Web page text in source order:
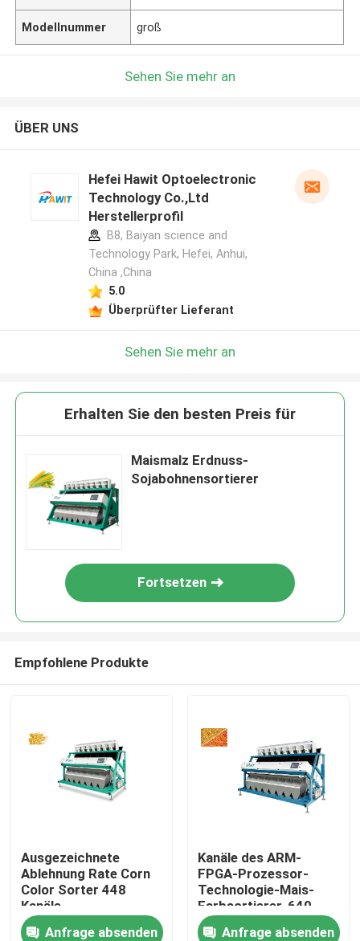
Modellnummer groß
Sehen Sie mehr an
ÜBER UNS
Hefei Hawit Optoelectronic
Technology Co.,Ltd
Herstellerprofil
B8, Baiyan science and
Technology Park, Hefei, Anhui,
China ,China
5.0
Überprüfter Lieferant
Sehen Sie mehr an
Erhalten Sie den besten Preis für
Maismalz Erdnuss-
Sojabohnensortierer
Fortsetzen
Empfohlene Produkte
Ausgezeichnete
Ablehnung Rate Corn
Color Sorter 448
Kanäle
Anfrage absenden
Kanäle des ARM-
FPGA-Prozessor-
Technologie-Mais-
Farbsortierer-640
Anfrage absenden